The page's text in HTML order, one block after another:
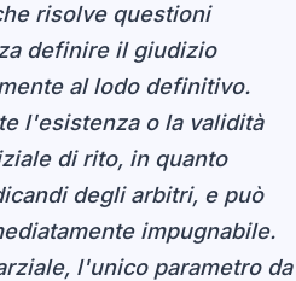
risolve questioni
definire il giudizio
al lodo definitivo.
l'esistenza o la validità
di rito, in quanto
degli arbitri, e può
impugnabile.
l'unico parametro da